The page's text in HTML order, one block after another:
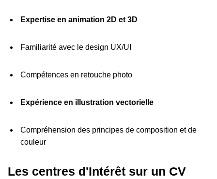
Expertise en animation 2D et 3D
Familiarité avec le design UX/UI
Compétences en retouche photo
Expérience en illustration vectorielle
Compréhension des principes de composition et de
couleur
Les centres d'Intérêt sur un CV